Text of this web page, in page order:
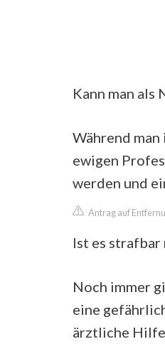
Kann man als
Während
ewigen
werden und
Antrag auf
Ist es
Noch immer
eine
ärztliche Hilfe